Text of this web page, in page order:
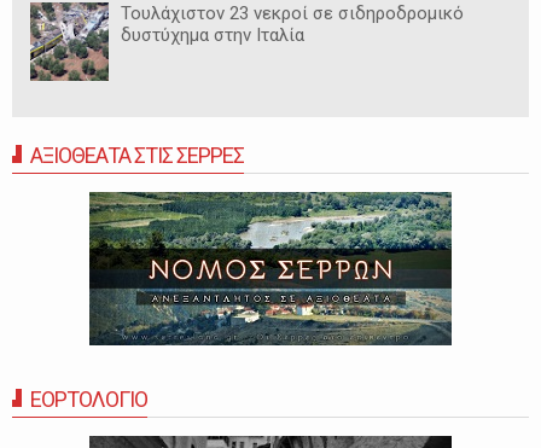
Τουλάχιστον 23 νεκροί σε σιδηροδρομικό
δυστύχημα στην Ιταλία
ΑΞΙΟΘΕΑΤΑ ΣΤΙΣ ΣΕΡΡΕΣ
ΕΟΡΤΟΛΟΓΙΟ